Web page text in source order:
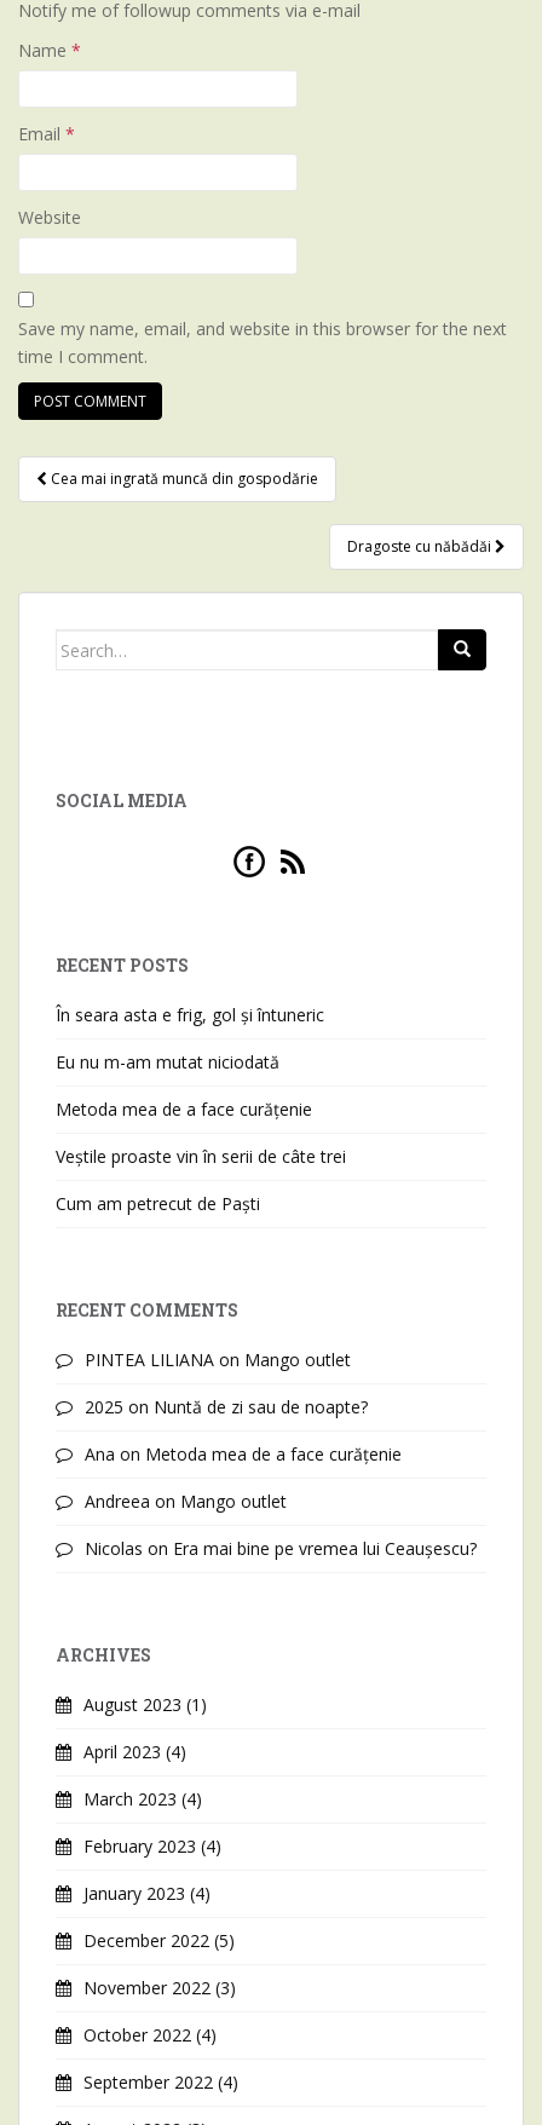
Notify me of followup comments via e-mail
Name *
Email *
Website
Save my name, email, and website in this browser for the next
time I comment.
Post navigation
Cea mai ingrată muncă din gospodărie
Dragoste cu năbădăi
Search for:
SOCIAL MEDIA
RECENT POSTS
În seara asta e frig, gol și întuneric
Eu nu m-am mutat niciodată
Metoda mea de a face curățenie
Veștile proaste vin în serii de câte trei
Cum am petrecut de Paști
RECENT COMMENTS
PINTEA LILIANA on Mango outlet
2025 on Nuntă de zi sau de noapte?
Ana on Metoda mea de a face curățenie
Andreea on Mango outlet
Nicolas on Era mai bine pe vremea lui Ceaușescu?
ARCHIVES
August 2023 (1)
April 2023 (4)
March 2023 (4)
February 2023 (4)
January 2023 (4)
December 2022 (5)
November 2022 (3)
October 2022 (4)
September 2022 (4)